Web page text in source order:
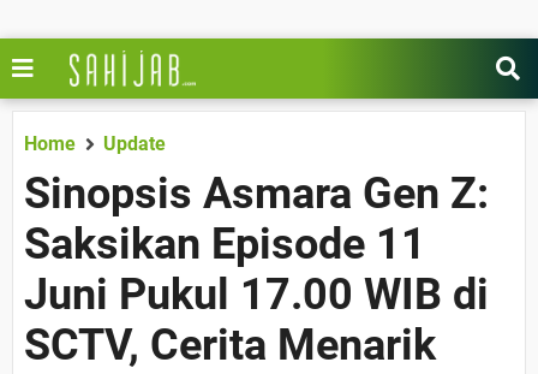
Home Update
Sinopsis Asmara Gen Z:
Saksikan Episode 11
Juni Pukul 17.00 WIB di
SCTV, Cerita Menarik